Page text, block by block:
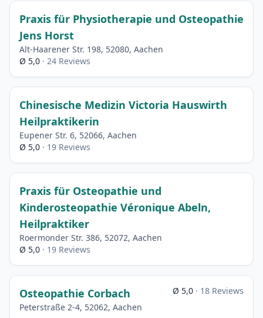
Praxis für Physiotherapie und Osteopathie
Jens Horst
Alt-Haarener Str. 198, 52080, Aachen
Ø 5,0 · 24 Reviews
Chinesische Medizin Victoria Hauswirth
Heilpraktikerin
Eupener Str. 6, 52066, Aachen
Ø 5,0 · 19 Reviews
Praxis für Osteopathie und
Kinderosteopathie Véronique Abeln,
Heilpraktiker
Roermonder Str. 386, 52072, Aachen
Ø 5,0 · 19 Reviews
Osteopathie Corbach
Peterstraße 2-4, 52062, Aachen
Ø 5,0 · 18 Reviews